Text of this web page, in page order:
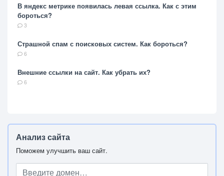
В яндекс метрике появилась левая ссылка. Как с этим
бороться?
3
Страшной спам с поисковых систем. Как бороться?
6
Внешние ссылки на сайт. Как убрать их?
6
Анализ сайта
Поможем улучшить ваш сайт.